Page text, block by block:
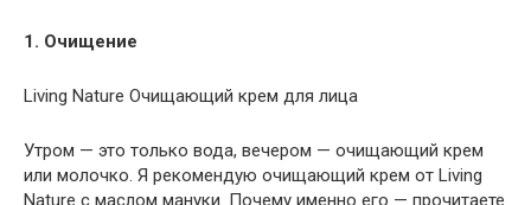
1. Очищение
Living Nature Очищающий крем для лица
Утром — это только вода, вечером — очищающий крем
или молочко. Я рекомендую очищающий крем от Living
Nature с маслом мануки. Почему именно его — прочитаете